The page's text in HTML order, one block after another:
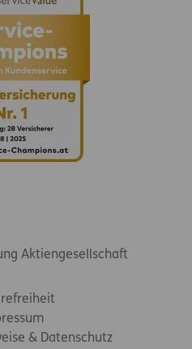
Aktiengesellschaft
& Datenschutz